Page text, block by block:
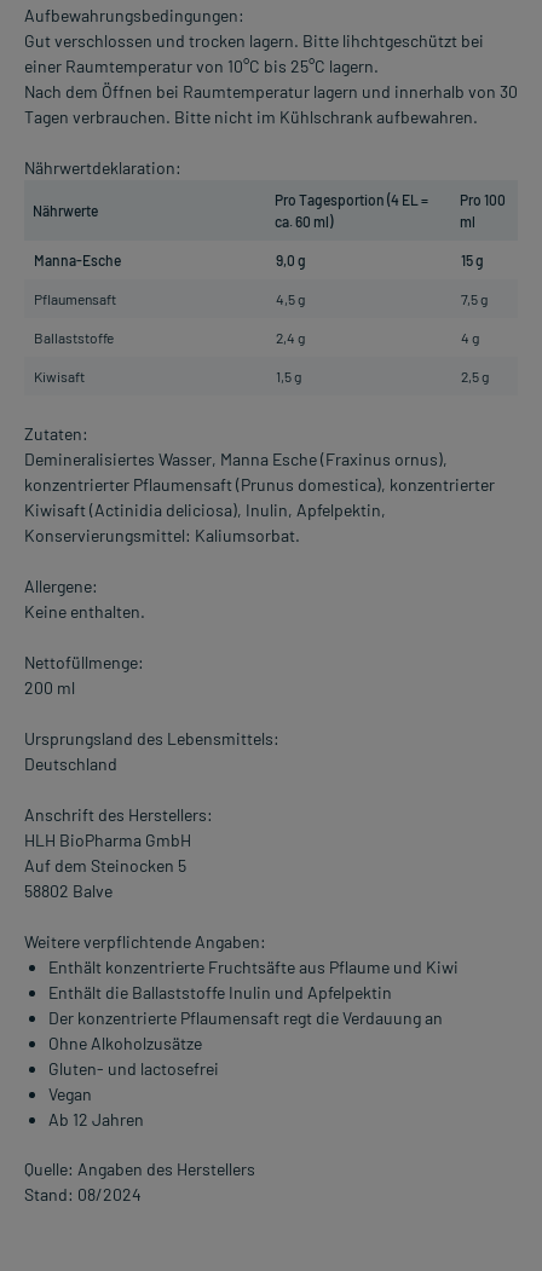
Aufbewahrungsbedingungen:
Gut verschlossen und trocken lagern. Bitte lihchtgeschützt bei
einer Raumtemperatur von 10°C bis 25°C lagern.
Nach dem Öffnen bei Raumtemperatur lagern und innerhalb von 30
Tagen verbrauchen. Bitte nicht im Kühlschrank aufbewahren.
Nährwertdeklaration:
Nährwerte
Pro Tagesportion (4 EL =
ca. 60 ml)
Pro 100
ml
Manna-Esche 9,0 g 15 g
Pflaumensaft 4,5 g 7,5 g
Ballaststoffe 2,4 g 4 g
Kiwisaft 1,5 g 2,5 g
Zutaten:
Demineralisiertes Wasser, Manna Esche (Fraxinus ornus),
konzentrierter Pflaumensaft (Prunus domestica), konzentrierter
Kiwisaft (Actinidia deliciosa), Inulin, Apfelpektin,
Konservierungsmittel: Kaliumsorbat.
Allergene:
Keine enthalten.
Nettofüllmenge:
200 ml
Ursprungsland des Lebensmittels:
Deutschland
Anschrift des Herstellers:
HLH BioPharma GmbH
Auf dem Steinocken 5
58802 Balve
Weitere verpflichtende Angaben:
Enthält konzentrierte Fruchtsäfte aus Pflaume und Kiwi
Enthält die Ballaststoffe Inulin und Apfelpektin
Der konzentrierte Pflaumensaft regt die Verdauung an
Ohne Alkoholzusätze
Gluten- und lactosefrei
Vegan
Ab 12 Jahren
Quelle: Angaben des Herstellers
Stand: 08/2024